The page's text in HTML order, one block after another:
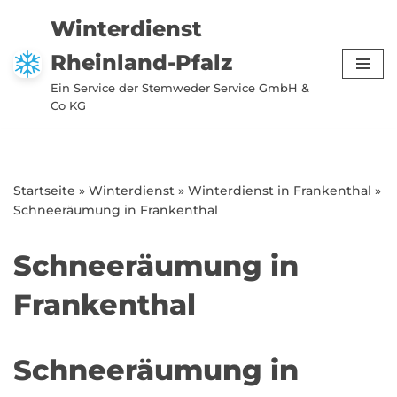
Zum
Inhalt
springen
Winterdienst
Rheinland-Pfalz
Ein Service der Stemweder Service GmbH &
Co KG
Startseite » Winterdienst » Winterdienst in Frankenthal »
Schneeräumung in Frankenthal
Schneeräumung in
Frankenthal
Schneeräumung in